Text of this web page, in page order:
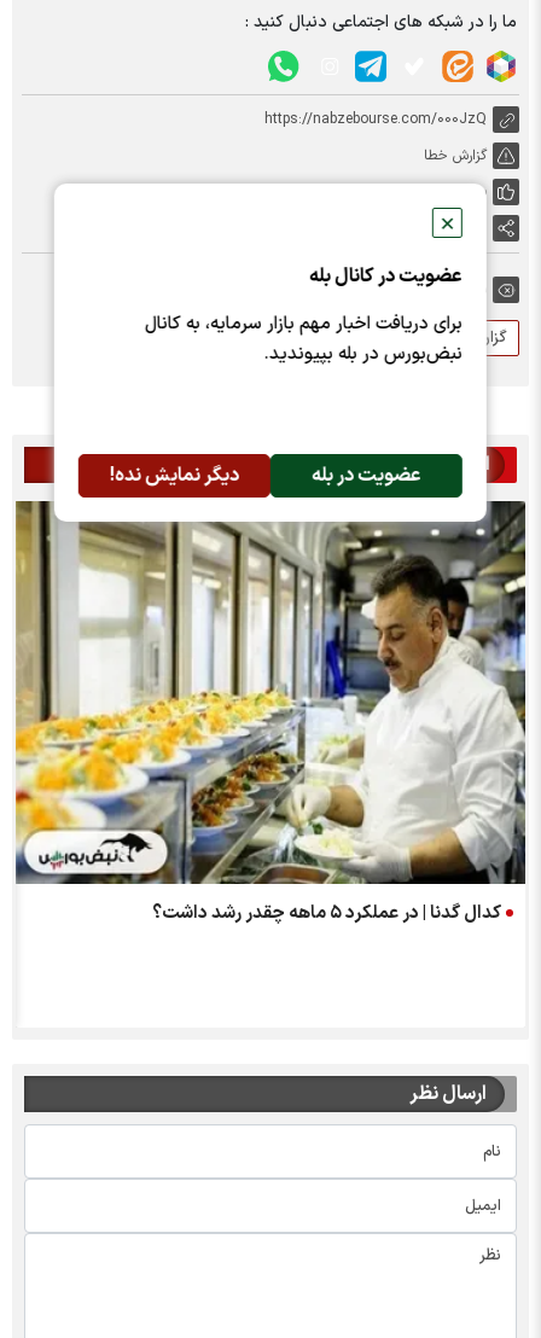
✕
عضویت در کانال بله
برای دریافت اخبار مهم بازار سرمایه، به کانال
نبض‌بورس در بله بپیوندید.
عضویت در بله دیگر نمایش نده!
ما را در شبکه های اجتماعی دنبال کنید :
https://nabzebourse.com/000JzQ
گزارش خطا
پسندها:
اشتراک گذاری
برچسب ها:
گزارش ماهانه فروش گدنا
اخبار مرتبط
کدال گدنا | در عملکرد ۵ ماهه چقدر رشد داشت؟
ارسال نظر